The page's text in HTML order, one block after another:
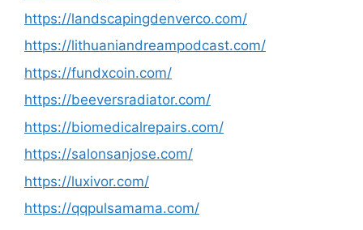
https://landscapingdenverco.com/
https://lithuaniandreampodcast.com/
https://fundxcoin.com/
https://beeversradiator.com/
https://biomedicalrepairs.com/
https://salonsanjose.com/
https://luxivor.com/
https://qqpulsamama.com/